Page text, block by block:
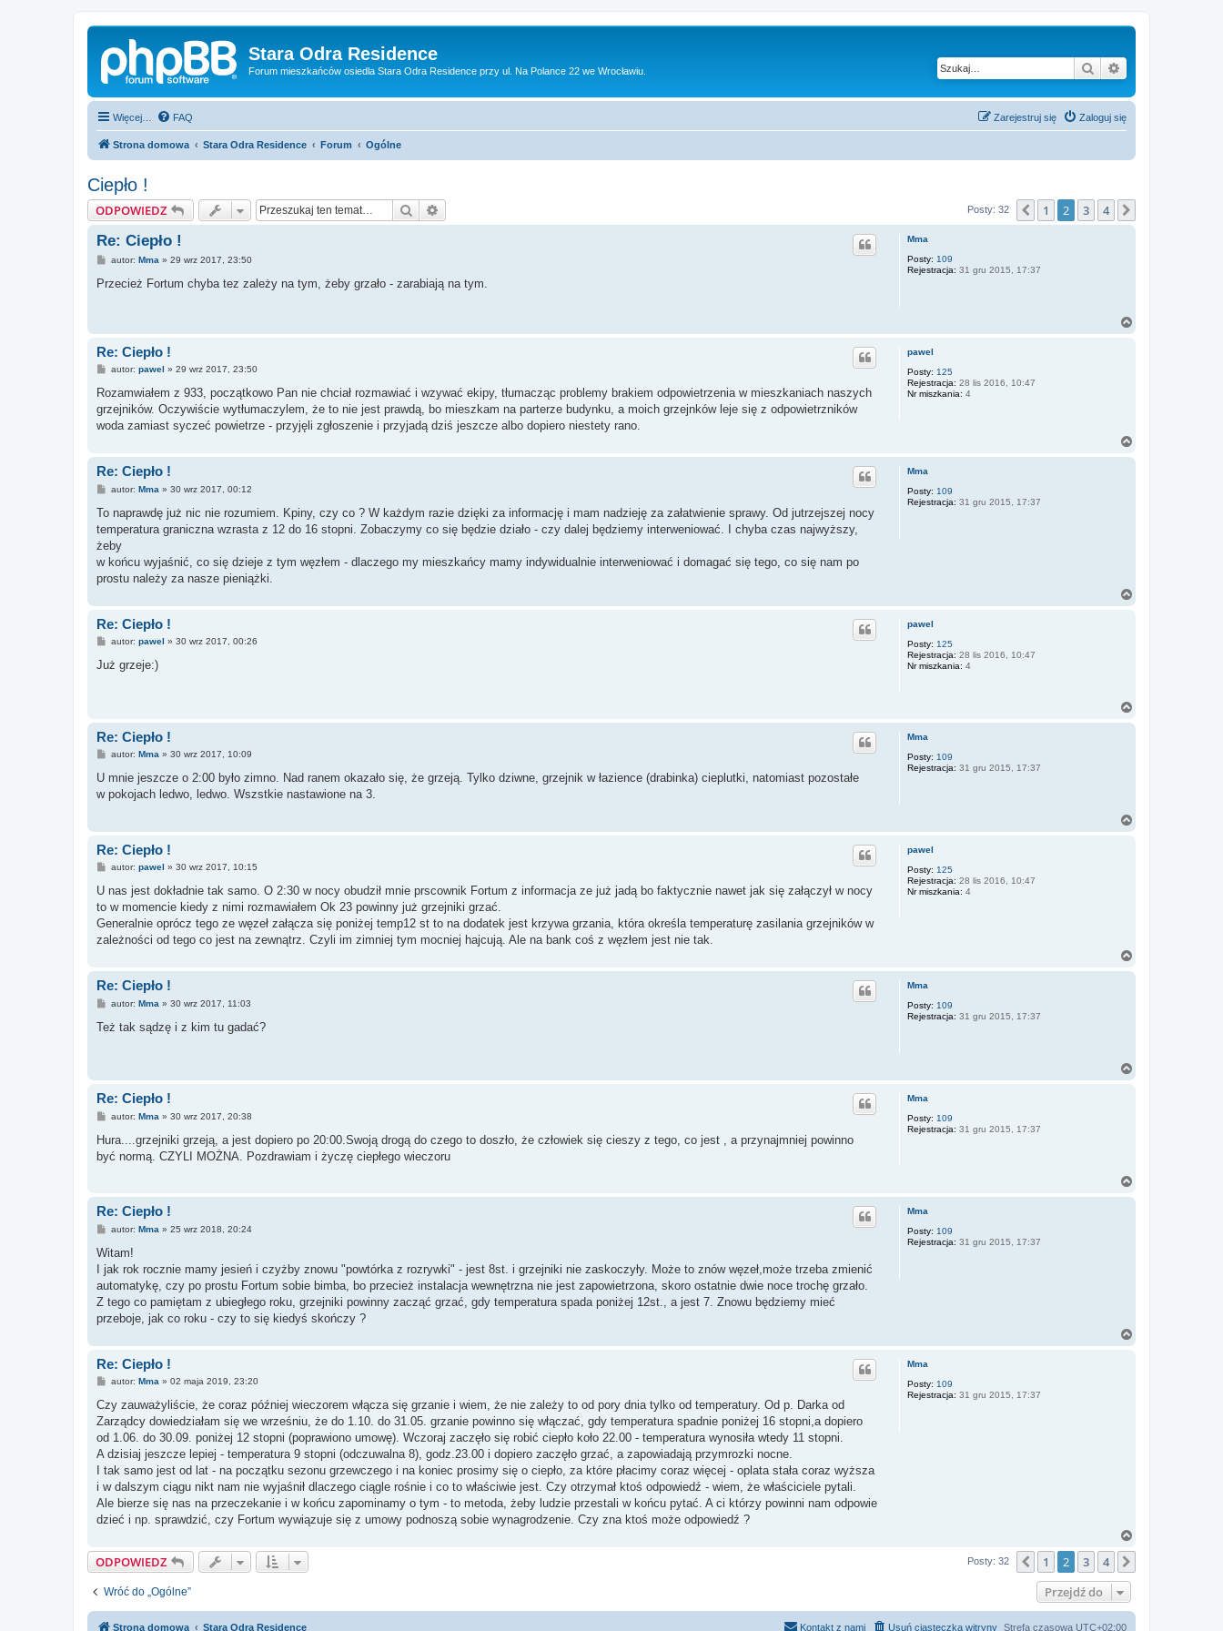
Stara Odra Residence
Forum mieszkańców osiedla Stara Odra Residence przy ul. Na Polance 22 we Wrocławiu. Szukaj
Więcej… FAQ Zaloguj się
Zarejestruj się
Strona domowa Stara Odra Residence Forum Ogólne
Ciepło !
ODPOWIEDZ Szukaj Posty: 32 Poprzednia
1 2 3 4
Mma
Posty: 109
Rejestracja: 31 gru 2015, 17:37
Re: Ciepło !
P
s
autor: Mma » 29 wrz 2017, 23:50
Przecież Fortum chyba tez zależy na tym, żeby grzało - zarabiają na tym.
pawel
Posty: 125
Rejestracja: 28 lis 2016, 10:47
Nr miszkania: 4
Re: Ciepło !
P
s
autor: pawel » 29 wrz 2017, 23:50
Rozamwiałem z 933, początkowo Pan nie chciał rozmawiać i wzywać ekipy, tłumacząc problemy brakiem odpowietrzenia w mieszkaniach naszych
grzejników. Oczywiście wytłumaczylem, że to nie jest prawdą, bo mieszkam na parterze budynku, a moich grzejnków leje się z odpowietrzników
woda zamiast syczeć powietrze - przyjęli zgłoszenie i przyjadą dziś jeszcze albo dopiero niestety rano.
Mma
Posty: 109
Rejestracja: 31 gru 2015, 17:37
Re: Ciepło !
P
s
autor: Mma » 30 wrz 2017, 00:12
To naprawdę już nic nie rozumiem. Kpiny, czy co ? W każdym razie dzięki za informację i mam nadzieję za załatwienie sprawy. Od jutrzejszej nocy
temperatura graniczna wzrasta z 12 do 16 stopni. Zobaczymy co się będzie działo - czy dalej będziemy interweniować. I chyba czas najwyższy,
żeby
w końcu wyjaśnić, co się dzieje z tym węzłem - dlaczego my mieszkańcy mamy indywidualnie interweniować i domagać się tego, co się nam po
prostu należy za nasze pieniążki.
pawel
Posty: 125
Rejestracja: 28 lis 2016, 10:47
Nr miszkania: 4
Re: Ciepło !
P
s
autor: pawel » 30 wrz 2017, 00:26
Już grzeje:)
Mma
Posty: 109
Rejestracja: 31 gru 2015, 17:37
Re: Ciepło !
P
s
autor: Mma » 30 wrz 2017, 10:09
U mnie jeszcze o 2:00 było zimno. Nad ranem okazało się, że grzeją. Tylko dziwne, grzejnik w łazience (drabinka) cieplutki, natomiast pozostałe
w pokojach ledwo, ledwo. Wszstkie nastawione na 3.
pawel
Posty: 125
Rejestracja: 28 lis 2016, 10:47
Nr miszkania: 4
Re: Ciepło !
P
s
autor: pawel » 30 wrz 2017, 10:15
U nas jest dokładnie tak samo. O 2:30 w nocy obudził mnie prscownik Fortum z informacja ze już jadą bo faktycznie nawet jak się załączył w nocy
to w momencie kiedy z nimi rozmawiałem Ok 23 powinny już grzejniki grzać.
Generalnie oprócz tego ze węzeł załącza się poniżej temp12 st to na dodatek jest krzywa grzania, która określa temperaturę zasilania grzejników w
zależności od tego co jest na zewnątrz. Czyli im zimniej tym mocniej hajcują. Ale na bank coś z węzłem jest nie tak.
Mma
Posty: 109
Rejestracja: 31 gru 2015, 17:37
Re: Ciepło !
P
s
autor: Mma » 30 wrz 2017, 11:03
Też tak sądzę i z kim tu gadać?
Mma
Posty: 109
Rejestracja: 31 gru 2015, 17:37
Re: Ciepło !
P
s
autor: Mma » 30 wrz 2017, 20:38
Hura....grzejniki grzeją, a jest dopiero po 20:00.Swoją drogą do czego to doszło, że człowiek się cieszy z tego, co jest , a przynajmniej powinno
być normą. CZYLI MOŻNA. Pozdrawiam i życzę ciepłego wieczoru
Mma
Posty: 109
Rejestracja: 31 gru 2015, 17:37
Re: Ciepło !
P
s
autor: Mma » 25 wrz 2018, 20:24
Witam!
I jak rok rocznie mamy jesień i czyżby znowu "powtórka z rozrywki" - jest 8st. i grzejniki nie zaskoczyły. Może to znów węzeł,może trzeba zmienić
automatykę, czy po prostu Fortum sobie bimba, bo przecież instalacja wewnętrzna nie jest zapowietrzona, skoro ostatnie dwie noce trochę grzało.
Z tego co pamiętam z ubiegłego roku, grzejniki powinny zacząć grzać, gdy temperatura spada poniżej 12st., a jest 7. Znowu będziemy mieć
przeboje, jak co roku - czy to się kiedyś skończy ?
Mma
Posty: 109
Rejestracja: 31 gru 2015, 17:37
Re: Ciepło !
P
s
autor: Mma » 02 maja 2019, 23:20
Czy zauważyliście, że coraz później wieczorem włącza się grzanie i wiem, że nie zależy to od pory dnia tylko od temperatury. Od p. Darka od
Zarządcy dowiedziałam się we wrześniu, że do 1.10. do 31.05. grzanie powinno się włączać, gdy temperatura spadnie poniżej 16 stopni,a dopiero
od 1.06. do 30.09. poniżej 12 stopni (poprawiono umowę). Wczoraj zaczęło się robić ciepło koło 22.00 - temperatura wynosiła wtedy 11 stopni.
A dzisiaj jeszcze lepiej - temperatura 9 stopni (odczuwalna 8), godz.23.00 i dopiero zaczęło grzać, a zapowiadają przymrozki nocne.
I tak samo jest od lat - na początku sezonu grzewczego i na koniec prosimy się o ciepło, za które płacimy coraz więcej - oplata stała coraz wyższa
i w dalszym ciągu nikt nam nie wyjaśnił dlaczego ciągle rośnie i co to właściwie jest. Czy otrzymał ktoś odpowiedź - wiem, że właściciele pytali.
Ale bierze się nas na przeczekanie i w końcu zapominamy o tym - to metoda, żeby ludzie przestali w końcu pytać. A ci którzy powinni nam odpowie
dzieć i np. sprawdzić, czy Fortum wywiązuje się z umowy podnoszą sobie wynagrodzenie. Czy zna ktoś może odpowiedź ?
ó
ODPOWIEDZ Posty: 32 Poprzednia
1 2 3 4
Wróć do „Ogólne” Przejdź do
Strona domowa Stara Odra Residence Strefa czasowa UTC+02:00
Usuń ciasteczka witryny
Kontakt z nami